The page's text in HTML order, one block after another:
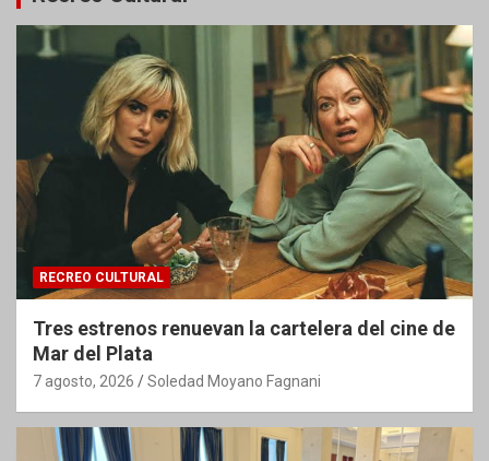
RECREO CULTURAL
Tres estrenos renuevan la cartelera del cine de
Mar del Plata
7 agosto, 2026 Soledad Moyano Fagnani